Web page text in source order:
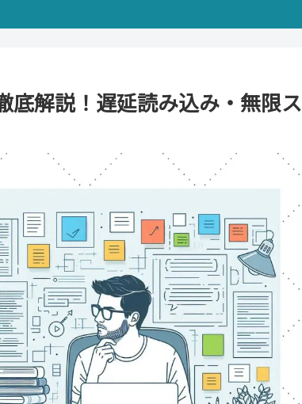
解説！遅延読み込み・無限ス